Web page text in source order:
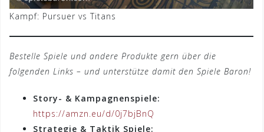
Kampf: Pursuer vs Titans
Bestelle Spiele und andere Produkte gern über die
folgenden Links – und unterstütze damit den Spiele Baron!
Story- & Kampagnenspiele:
https://amzn.eu/d/0j7bjBnQ
Strategie & Taktik Spiele: